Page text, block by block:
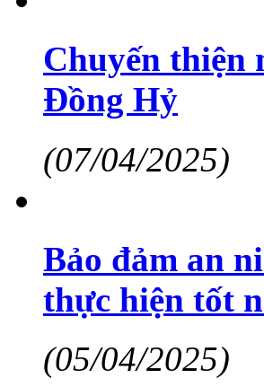
Chuyến thiện
Đồng Hỷ
(07/04/2025)
Bảo đảm an
thực hiện tốt
(05/04/2025)